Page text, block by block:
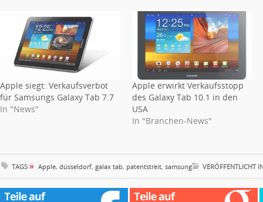
Apple siegt: Verkaufsverbot
für Samsungs Galaxy Tab 7.7
In "News"
Apple erwirkt Verkaufsstopp
des Galaxy Tab 10.1 in den
USA
In "Branchen-News"
TAGS » Apple, düsseldorf, galax tab, patentstreit, samsung VERÖFFENTLICHT